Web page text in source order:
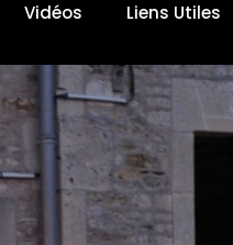
Vidéos Liens Utiles